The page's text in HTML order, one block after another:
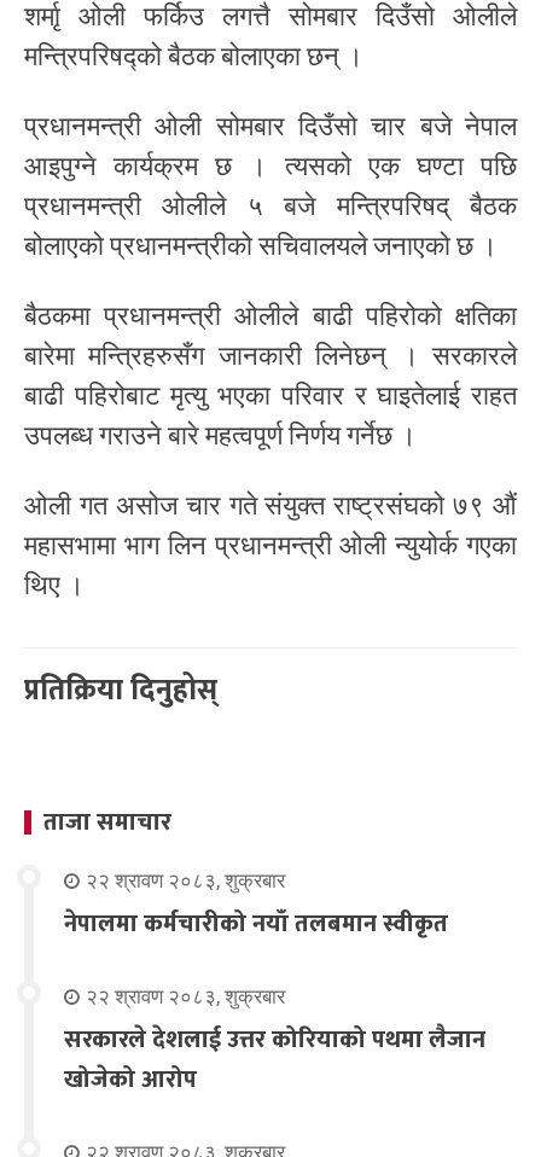
शर्माृ ओली फर्किउ लगत्तै सोमबार दिउँसो ओलीले
मन्त्रिपरिषद्को बैठक बोलाएका छन् ।
प्रधानमन्त्री ओली सोमबार दिउँसो चार बजे नेपाल
आइपुग्ने कार्यक्रम छ । त्यसको एक घण्टा पछि
प्रधानमन्त्री ओलीले ५ बजे मन्त्रिपरिषद् बैठक
बोलाएको प्रधानमन्त्रीको सचिवालयले जनाएको छ ।
बैठकमा प्रधानमन्त्री ओलीले बाढी पहिरोको क्षतिका
बारेमा मन्त्रिहरुसँग जानकारी लिनेछन् । सरकारले
बाढी पहिरोबाट मृत्यु भएका परिवार र घाइतेलाई राहत
उपलब्ध गराउने बारे महत्वपूर्ण निर्णय गर्नेछ ।
ओली गत असोज चार गते संयुक्त राष्ट्रसंघको ७९ औं
महासभामा भाग लिन प्रधानमन्त्री ओली न्युयोर्क गएका
थिए ।
प्रतिक्रिया दिनुहोस्
ताजा समाचार
२२ श्रावण २०८३, शुक्रबार
नेपालमा कर्मचारीको नयाँ तलबमान स्वीकृत
२२ श्रावण २०८३, शुक्रबार
सरकारले देशलाई उत्तर कोरियाको पथमा लैजान
खोजेको आरोप